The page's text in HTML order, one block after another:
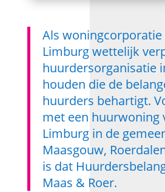
Als woningcorporatie
Limburg wettelijk
huurdersorganisatie
houden die de
huurders behartigt.
met een huurwoning
Limburg in de
Maasgouw,
is dat
Maas & Roer.